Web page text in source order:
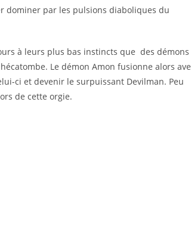
dominer par les pulsions diaboliques du
à leurs plus bas instincts que des démons
Le démon Amon fusionne alors
ci et devenir le surpuissant Devilman. Peu
de cette orgie.